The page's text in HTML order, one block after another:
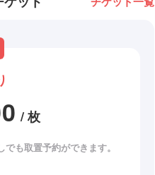
/ 枚
も取置予約ができます。